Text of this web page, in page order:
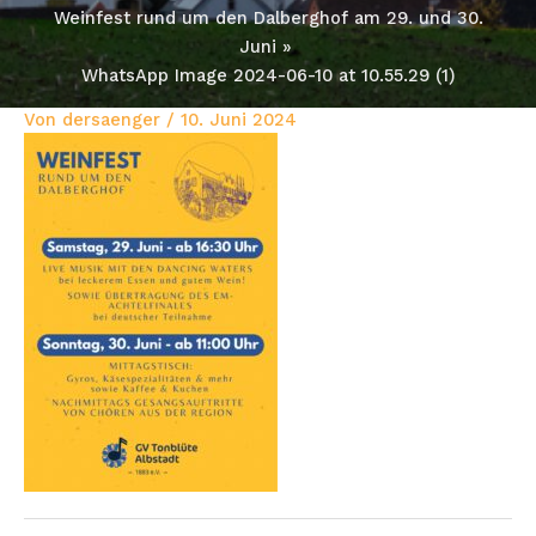
Weinfest rund um den Dalberghof am 29. und 30.
Juni
WhatsApp Image 2024-06-10 at 10.55.29 (1)
Von dersaenger / 10. Juni 2024